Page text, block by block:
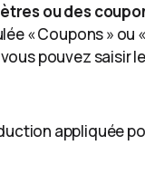
ou des
« Coupons » ou
pouvez saisir
appliquée